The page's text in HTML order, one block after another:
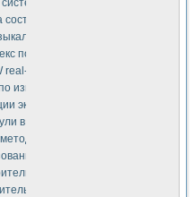
измерения параметров
тяговых
инструментов
по исследованию элементной
time module для
измерению скорости подвижного
экспериментальных
в стандарте Nl SCXI для
в дефектоскопии сварных
машинного зрения в
системы для
комплекс аппаратуры для